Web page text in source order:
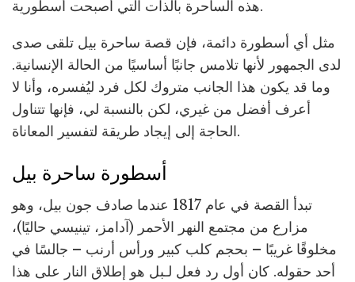
هذه الساحرة بالذات التي أصبحت أسطورية.
مثل أي أسطورة دائمة، فإن قصة ساحرة بيل تلقى صدى
لدى الجمهور لأنها تلامس جانبًا أساسيًا من الحالة الإنسانية.
وما قد يكون هذا الجانب متروك لكل فرد ليُفسره، وأنا لا
أعرف أفضل من غيري، لكن بالنسبة لي، فإنها تتناول
الحاجة إلى إيجاد طريقة لتفسير المعاناة.
أسطورة ساحرة بيل
تبدأ القصة في عام 1817 عندما صادف جون بيل، وهو
مزارع من مجتمع النهر الأحمر (آدامز، تينيسي حاليًا)،
مخلوقًا غريبًا – بحجم كلب كبير ورأس أرنب – جالسًا في
أحد حقوله. كان أول رد فعل لـبل هو إطلاق النار على هذا